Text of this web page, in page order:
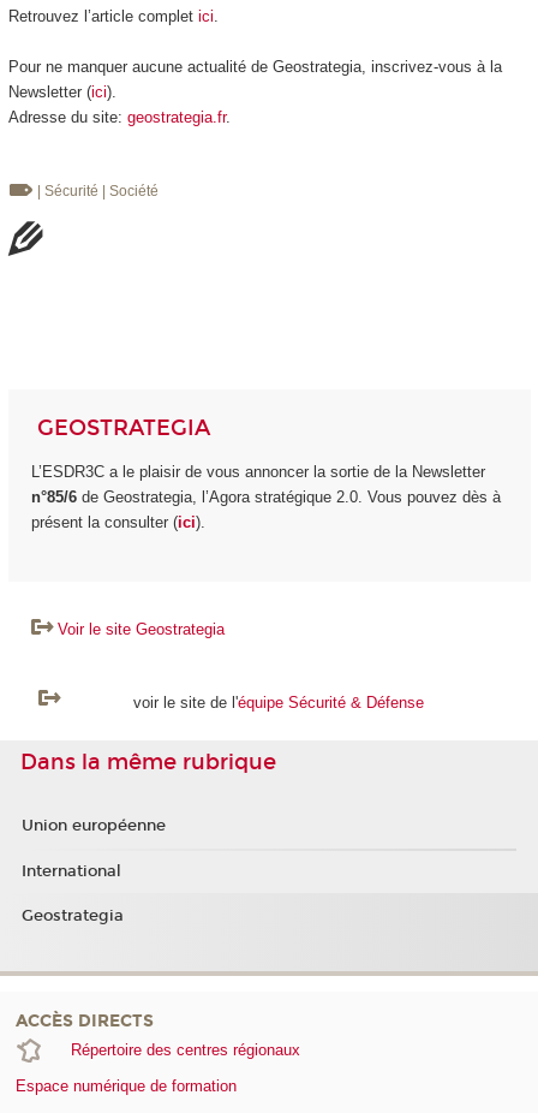
Retrouvez l’article complet ici.
Pour ne manquer aucune actualité de Geostrategia, inscrivez-vous à la
Newsletter (ici).
Adresse du site: geostrategia.fr.
| Sécurité | Société
GEOSTRATEGIA
L’ESDR3C a le plaisir de vous annoncer la sortie de la Newsletter
n°85/6de Geostrategia, l’Agora stratégique 2.0. Vous pouvez dès à
présent la consulter (ici).
Voir le site Geostrategia
voir le site de l'équipe Sécurité & Défense
Dans la même rubrique
Union européenne
International
Geostrategia
ACCÈS DIRECTS
Répertoire des centres régionaux
Espace numérique de formation